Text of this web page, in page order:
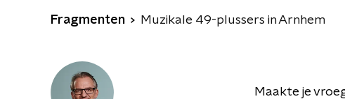
Fragmenten Muzikale 49-plussers in Arnhem
Maakte je